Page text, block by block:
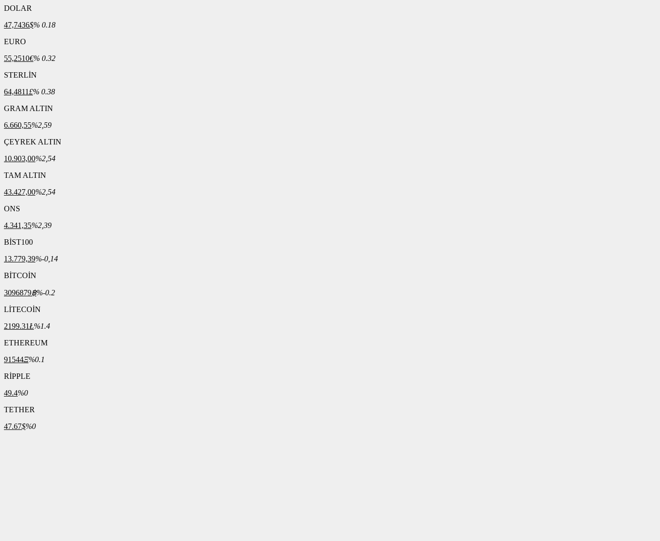
DOLAR
47,7436$% 0.18
EURO
55,2510€% 0.32
STERLİN
64,4811£% 0.38
GRAM ALTIN
6.660,55%2,59
ÇEYREK ALTIN
10.903,00%2,54
TAM ALTIN
43.427,00%2,54
ONS
4.341,35%2,39
BİST100
13.779,39%-0,14
BİTCOİN
3096879฿%-0.2
LİTECOİN
2199.31Ł%1.4
ETHEREUM
91544Ξ%0.1
RİPPLE
49.4%0
TETHER
47.67$%0